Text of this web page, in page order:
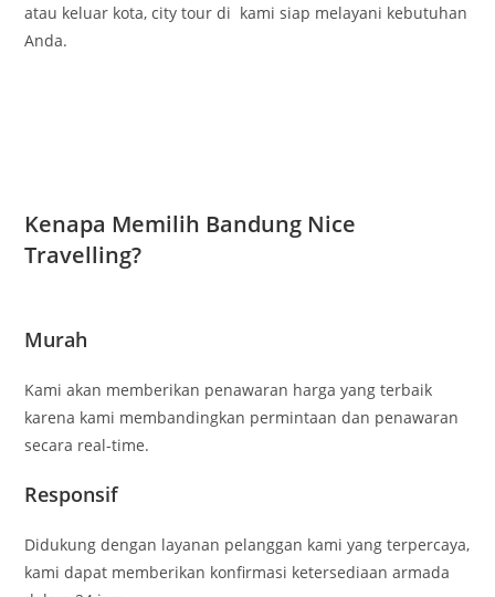
atau keluar kota, city tour di kami siap melayani kebutuhan
Anda.
Kenapa Memilih Bandung Nice
Travelling?
Murah
Kami akan memberikan penawaran harga yang terbaik
karena kami membandingkan permintaan dan penawaran
secara real-time.
Responsif
Didukung dengan layanan pelanggan kami yang terpercaya,
kami dapat memberikan konfirmasi ketersediaan armada